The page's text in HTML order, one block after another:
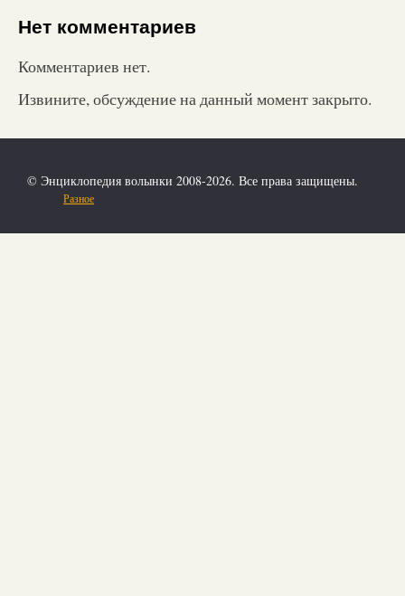
Нет комментариев
Комментариев нет.
Извините, обсуждение на данный момент закрыто.
© Энциклопедия волынки 2008-2026. Все права защищены.
Разное